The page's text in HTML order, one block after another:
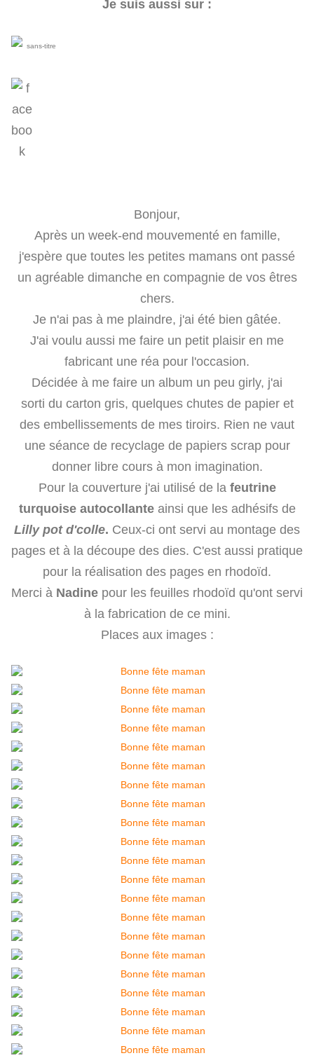
Je suis aussi sur :
Bonjour,
Après un week-end mouvementé en famille,
j'espère que toutes les petites mamans ont passé
un agréable dimanche en compagnie de vos êtres
chers.
Je n'ai pas à me plaindre, j'ai été bien gâtée.
J'ai voulu aussi me faire un petit plaisir en me
fabricant une réa pour l'occasion.
Décidée à me faire un album un peu girly, j'ai
sorti du carton gris, quelques chutes de papier et
des embellissements de mes tiroirs. Rien ne vaut
une séance de recyclage de papiers scrap pour
donner libre cours à mon imagination.
Pour la couverture j'ai utilisé de la feutrine
turquoise autocollante ainsi que les adhésifs de
Lilly pot d'colle. Ceux-ci ont servi au montage des
pages et à la découpe des dies. C'est aussi pratique
pour la réalisation des pages en rhodoïd.
Merci à Nadine pour les feuilles rhodoïd qu'ont servi
à la fabrication de ce mini.
Places aux images :